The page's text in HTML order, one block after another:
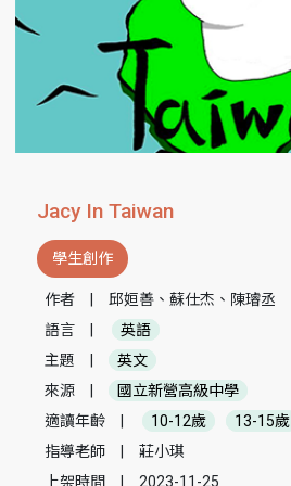
Jacy In Taiwan
學生創作
作者
邱姮善、蘇仕杰、陳璿丞
語言
英語
主題
英文
來源
國立新營高級中學
適讀年齡
10-12歲 13-15歲
指導老師
莊小琪
上架時間
2023-11-25